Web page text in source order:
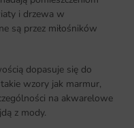
i drzewa w
są przez miłośników
dopasuje się do
wzory jak marmur,
na akwarelowe
z mody.